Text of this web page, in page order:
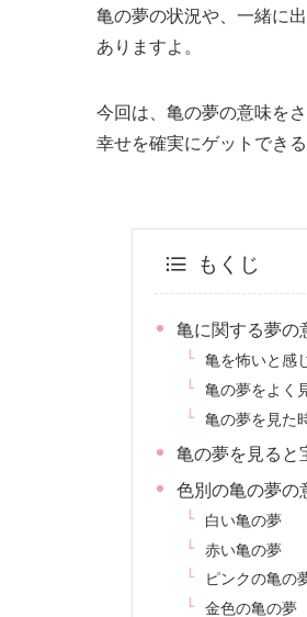
亀の夢の状況や、一緒に
ありますよ。
今回は、亀の夢の意味を
幸せを確実にゲットできる
もくじ
亀に関する夢の
亀を怖いと感
亀の夢をよく
亀の夢を見た
亀の夢を見ると
色別の亀の夢の
白い亀の夢
赤い亀の夢
ピンクの亀の
金色の亀の夢